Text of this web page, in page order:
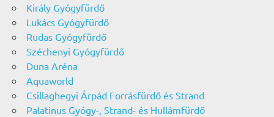
Király Gyógyfürdő
Lukács Gyógyfürdő
Rudas Gyógyfürdő
Széchenyi Gyógyfürdő
Duna Aréna
Aquaworld
Csillaghegyi Árpád Forrásfürdő és Strand
Palatinus Gyógy-, Strand- és Hullámfürdő